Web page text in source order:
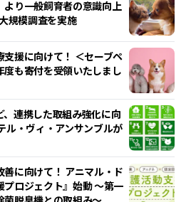
より一般飼育者の意識向上
規模調査を実施
援に向けて！ ＜セーブペ
度も寄付を受領いたしまし
連携した取組み強化に向
ル・ヴィ・アンサンブルが
に向けて！ アニマル・ド
ロジェクト』始動 ～第一